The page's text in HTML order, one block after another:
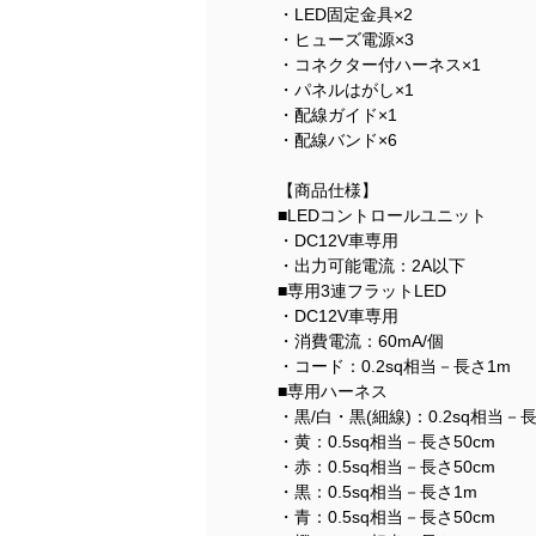
・LED固定金具×2
・ヒューズ電源×3
・コネクター付ハーネス×1
・パネルはがし×1
・配線ガイド×1
・配線バンド×6
【商品仕様】
■LEDコントロールユニット
・DC12V車専用
・出力可能電流：2A以下
■専用3連フラットLED
・DC12V車専用
・消費電流：60mA/個
・コード：0.2sq相当－長さ1m
■専用ハーネス
・黒/白・黒(細線)：0.2sq相当－
・黄：0.5sq相当－長さ50cm
・赤：0.5sq相当－長さ50cm
・黒：0.5sq相当－長さ1m
・青：0.5sq相当－長さ50cm